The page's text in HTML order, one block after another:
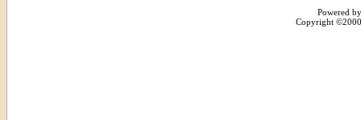
Powered
Copyright